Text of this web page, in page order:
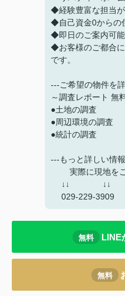
◆経験豊富な担当が
◆自己資金0からの
◆即日のご案内可能
◆お客様のご都合
です。
---ご希望の物件を
～調査レポート 無
●土地の調査
●周辺環境の調査
●統計の調査
---もっと詳しい情
実際に現地を
↓↓ ↓↓
029-229-3909
無料 LINE
無料